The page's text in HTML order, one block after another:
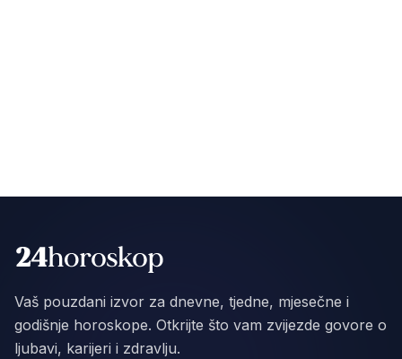
Vaš pouzdani izvor za dnevne, tjedne, mjesečne i
godišnje horoskope. Otkrijte što vam zvijezde govore o
ljubavi, karijeri i zdravlju.